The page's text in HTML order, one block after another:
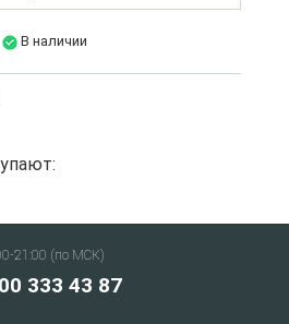
В наличии
21:00 (по МСК)
333 43 87